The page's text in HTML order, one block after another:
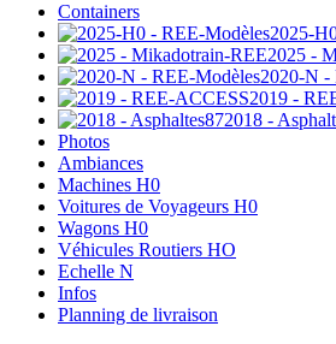
Containers
2025-
2025 -
2020-N -
2019 -
2018 -
Photos
Ambiances
Machines H0
Voitures de Voyageurs H0
Wagons H0
Véhicules Routiers HO
Echelle N
Infos
Planning de livraison